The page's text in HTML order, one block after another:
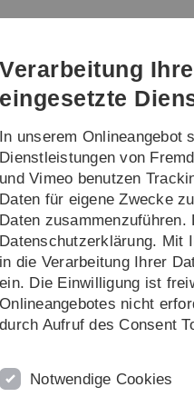
Teilprojekte Projektbereich A
und
Verarbeitung
eingesetzte
In unserem Onlineangebot
Dienstleistungen von
und Vimeo benutzen
Daten für eigene Zwecke
Daten
Datenschutzerklärung. Mit
in die Verarbeitung Ihrer
ein. Die Einwilligung ist
Onlineangebotes nicht
durch Aufruf des Consent
Notwendige Cookies